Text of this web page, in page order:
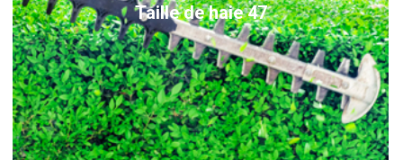
Taille de haie 47